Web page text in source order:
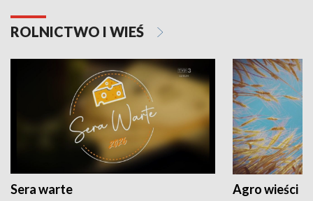
ROLNICTWO I WIEŚ
Sera warte Agro wieści